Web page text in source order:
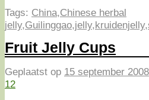
Tags: China,Chinese herbal
jelly,Guilinggao,jelly,kruidenjelly,
Fruit Jelly Cups
Geplaatst op 15 september 2008
12